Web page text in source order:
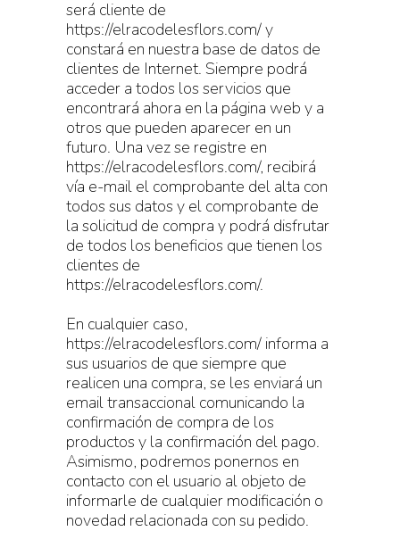
será cliente de
https://elracodelesflors.com/ y
constará en nuestra base de datos de
clientes de Internet. Siempre podrá
acceder a todos los servicios que
encontrará ahora en la página web y a
otros que pueden aparecer en un
futuro. Una vez se registre en
https://elracodelesflors.com/, recibirá
vía e-mail el comprobante del alta con
todos sus datos y el comprobante de
la solicitud de compra y podrá disfrutar
de todos los beneficios que tienen los
clientes de
https://elracodelesflors.com/.
En cualquier caso,
https://elracodelesflors.com/ informa a
sus usuarios de que siempre que
realicen una compra, se les enviará un
email transaccional comunicando la
confirmación de compra de los
productos y la confirmación del pago.
Asimismo, podremos ponernos en
contacto con el usuario al objeto de
informarle de cualquier modificación o
novedad relacionada con su pedido.